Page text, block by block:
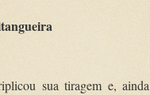
sua tiragem e, ainda